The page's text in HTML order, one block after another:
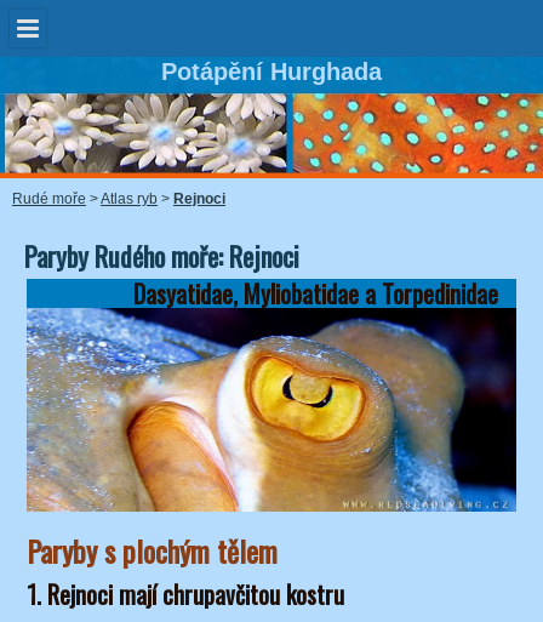
Potápění Hurghada
Rudé moře >Atlas ryb > Rejnoci
Paryby Rudého moře: Rejnoci
Dasyatidae, Myliobatidae a Torpedinidae
Paryby s plochým tělem
1. Rejnoci mají chrupavčitou kostru